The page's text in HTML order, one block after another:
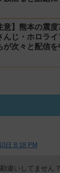
意】熊本の震
んじ・ホロラ
が次々と配信
日 8:18 PM
違いしてません？